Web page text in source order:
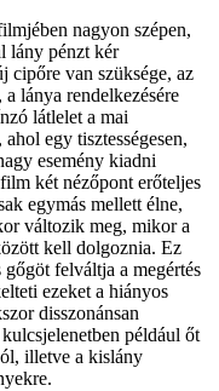
nagyon szépen,
lány pénzt kér
cipőre van szüksége, az
lánya rendelkezésére
látlelet a mai
egy tisztességesen,
esemény kiadni
két nézőpont erőteljes
egymás mellett élne,
változik meg, mikor a
kell dolgoznia. Ez
felváltja a megértés
ezeket a hiányos
disszonánsan
például őt
illetve a kislány